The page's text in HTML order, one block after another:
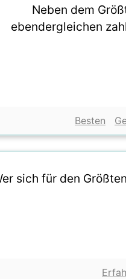
Neben dem
ebendergleichen
Besten
sich für den